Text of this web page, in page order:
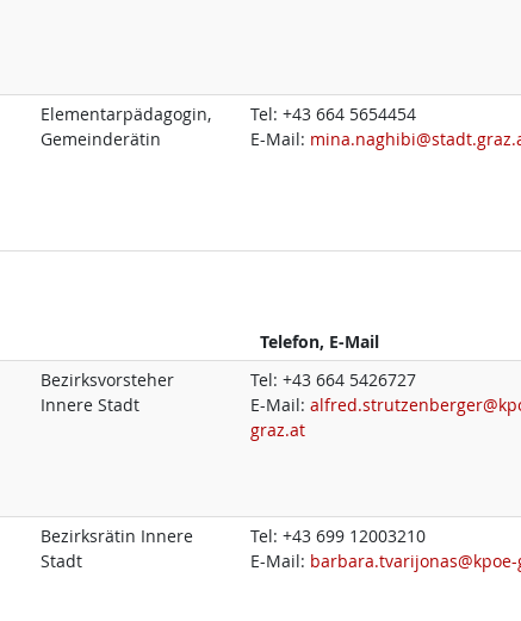
Elementarpädagogin,
Gemeinderätin
Tel:+43 664 5654454
E-Mail:
Telefon, E-Mail
Bezirksvorsteher
Innere Stadt
Tel:+43 664 5426727
E-Mail:
graz.at
Bezirksrätin Innere
Stadt
Tel:+43 699 12003210
E-Mail: